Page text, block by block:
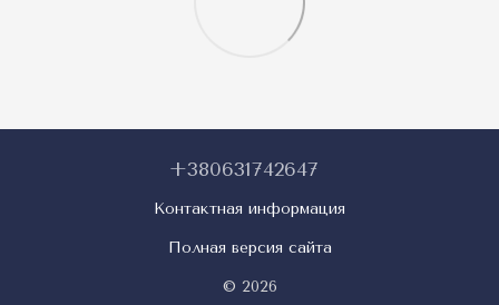
+380631742647
Контактная информация
Полная версия сайта
© 2026